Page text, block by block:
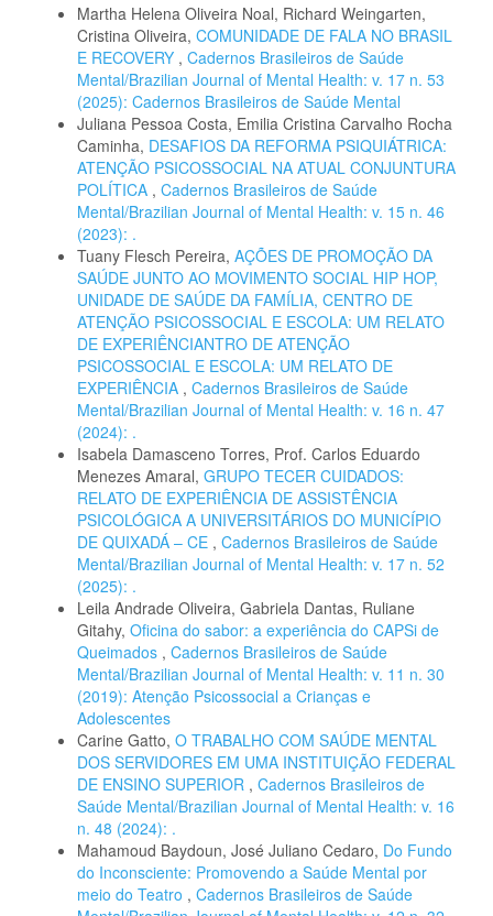
Martha Helena Oliveira Noal, Richard Weingarten,
Cristina Oliveira, COMUNIDADE DE FALA NO BRASIL
E RECOVERY , Cadernos Brasileiros de Saúde
Mental/Brazilian Journal of Mental Health: v. 17 n. 53
(2025): Cadernos Brasileiros de Saúde Mental
Juliana Pessoa Costa, Emilia Cristina Carvalho Rocha
Caminha, DESAFIOS DA REFORMA PSIQUIÁTRICA:
ATENÇÃO PSICOSSOCIAL NA ATUAL CONJUNTURA
POLÍTICA , Cadernos Brasileiros de Saúde
Mental/Brazilian Journal of Mental Health: v. 15 n. 46
(2023): .
Tuany Flesch Pereira, AÇÕES DE PROMOÇÃO DA
SAÚDE JUNTO AO MOVIMENTO SOCIAL HIP HOP,
UNIDADE DE SAÚDE DA FAMÍLIA, CENTRO DE
ATENÇÃO PSICOSSOCIAL E ESCOLA: UM RELATO
DE EXPERIÊNCIANTRO DE ATENÇÃO
PSICOSSOCIAL E ESCOLA: UM RELATO DE
EXPERIÊNCIA , Cadernos Brasileiros de Saúde
Mental/Brazilian Journal of Mental Health: v. 16 n. 47
(2024): .
Isabela Damasceno Torres, Prof. Carlos Eduardo
Menezes Amaral, GRUPO TECER CUIDADOS:
RELATO DE EXPERIÊNCIA DE ASSISTÊNCIA
PSICOLÓGICA A UNIVERSITÁRIOS DO MUNICÍPIO
DE QUIXADÁ – CE , Cadernos Brasileiros de Saúde
Mental/Brazilian Journal of Mental Health: v. 17 n. 52
(2025): .
Leila Andrade Oliveira, Gabriela Dantas, Ruliane
Gitahy, Oficina do sabor: a experiência do CAPSi de
Queimados , Cadernos Brasileiros de Saúde
Mental/Brazilian Journal of Mental Health: v. 11 n. 30
(2019): Atenção Psicossocial a Crianças e
Adolescentes
Carine Gatto, O TRABALHO COM SAÚDE MENTAL
DOS SERVIDORES EM UMA INSTITUIÇÃO FEDERAL
DE ENSINO SUPERIOR , Cadernos Brasileiros de
Saúde Mental/Brazilian Journal of Mental Health: v. 16
n. 48 (2024): .
Mahamoud Baydoun, José Juliano Cedaro, Do Fundo
do Inconsciente: Promovendo a Saúde Mental por
meio do Teatro , Cadernos Brasileiros de Saúde